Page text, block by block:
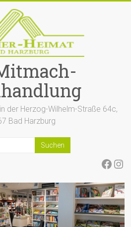
der Herzog-Wilhelm-Straße 64c,
Bad Harzburg